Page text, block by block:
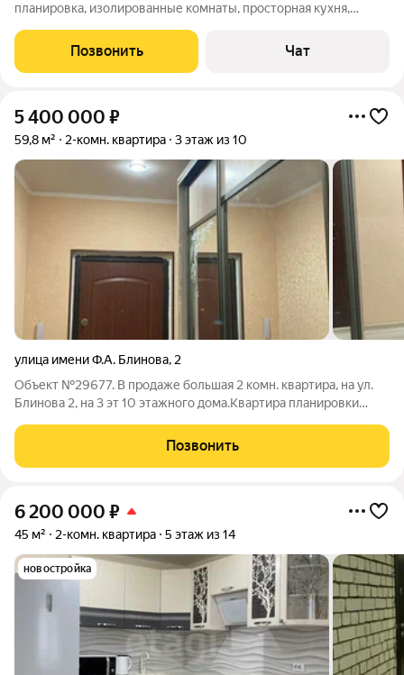
планировка, изолированные комнаты, просторная кухня,
стороны. Сделан качественный ремонт, пол ламинат. В
квартире остается вся
Позвонить Чат
5 400 000 ₽
59,8 м² 2-комн. квартира 3 этаж из 10
улица имени Ф.А. Блинова, 2
Объект №29677. В продаже большая 2 комн. квартира, на ул.
Блинова 2, на 3 эт 10 этажного дома.Kвартиpа планиpoвки
cтoроны, квартира тёплая, с утепленной лоджией. Кухня, сплит
система, гардеробная
Позвонить
6 200 000 ₽
45 м² 2-комн. квартира 5 этаж из 14
новостройка